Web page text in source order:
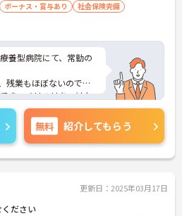
ボーナス・賞与あり
社会保険完備
養型病院にて、常勤の
残業もほぼないので、
き、メリハリをつけた
、長期的に働ける環境
ポイントなど、さらに
お気軽にご相談くださ
無料 紹介してもらう
更新日：2025年03月17日
ださい